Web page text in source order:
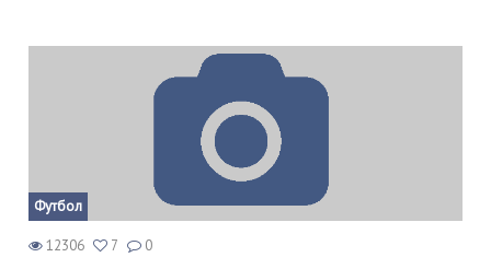
Футбол
12306 7 0